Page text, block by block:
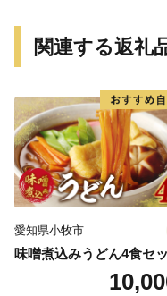
され、第23回ふるさ
与那原大綱曳の「曳
らさ」が示す「勝っ
ヨナバルンチュ精神
映を支えてきました。
TEL：0570-015-482
受付時間：10時～17
関連する返礼
愛知県小牧市
味噌煮込みうどん4食セ